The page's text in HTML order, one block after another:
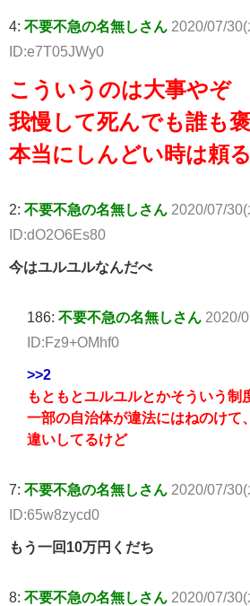
4: 不要不急の名無しさん 2020/07/
ID:e7T05JWy0
こういうのは大事やぞ
我慢して死んでも誰も
本当にしんどい時は頼
2: 不要不急の名無しさん 2020/07/
ID:dO2O6Es80
今はユルユルなんだべ
186: 不要不急の名無しさん 2020/
ID:Fz9+OMhf0
>>2
もともとユルユルとかそういう制
一部の自治体が違法にはねのけて
違いしてるけど
7: 不要不急の名無しさん 2020/07/
ID:65w8zycd0
もう一回10万円くだち
8: 不要不急の名無しさん 2020/07/